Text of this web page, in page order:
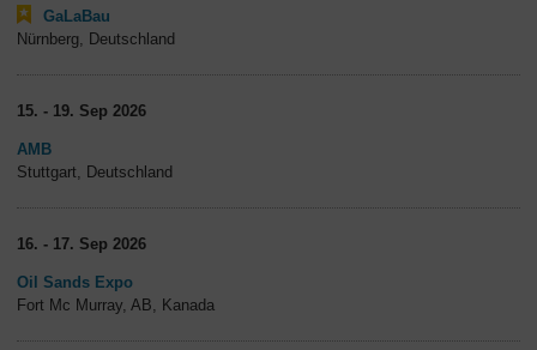
GaLaBau
Nürnberg, Deutschland
15. - 19. Sep 2026
AMB
Stuttgart, Deutschland
16. - 17. Sep 2026
Oil Sands Expo
Fort Mc Murray, AB, Kanada